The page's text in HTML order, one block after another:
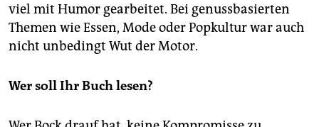
viel mit Humor gearbeitet. Bei genussbasierten
Themen wie Essen, Mode oder Popkultur war auch
nicht unbedingt Wut der Motor.
Wer soll Ihr Buch lesen?